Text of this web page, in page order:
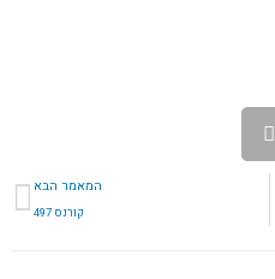
המאמר הבא
קורנס 497